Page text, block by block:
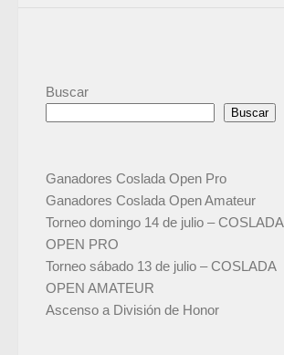
Buscar
Buscar
Ganadores Coslada Open Pro
Ganadores Coslada Open Amateur
Torneo domingo 14 de julio – COSLADA
OPEN PRO
Torneo sábado 13 de julio – COSLADA
OPEN AMATEUR
Ascenso a División de Honor